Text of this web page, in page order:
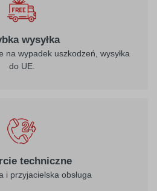
wysyłka
na wypadek uszkodzeń, wysyłka
do UE.
techniczne
i przyjacielska obsługa